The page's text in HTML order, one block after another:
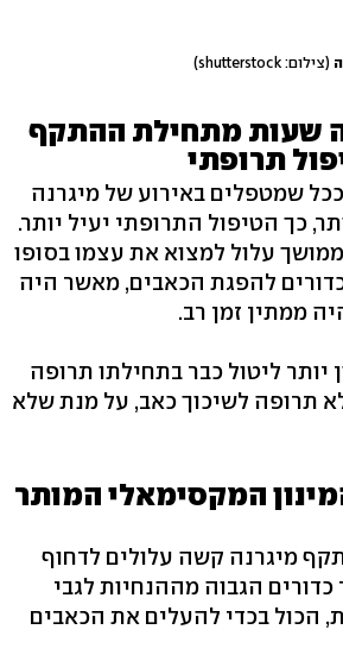
(צילום: shutterstock)
שעות מתחילת ההתקף
תרופתי
שמטפלים באירוע של מיגרנה
כך הטיפול התרופתי יעיל יותר.
ממושך עלול למצוא את עצמו בסופו
להפגת הכאבים, מאשר היה
ממתין זמן רב.
יותר ליטול כבר בתחילתו תרופה
תרופה לשיכוך כאב, על מנת שלא
המקסימאלי המותר
מיגרנה קשה עלולים לדחוף
הגבוה מההנחיות לגבי
הכול בכדי להעלים את הכאבים